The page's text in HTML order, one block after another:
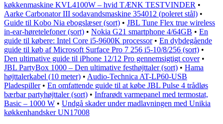
køkkenmaskine KVL4100W – hvid TÆNK TESTVINDER •
Aarke Carbonator III sodavandsmaskine 354012 (poleret stål) •
Guide til Kobo Nia ebogslæser (sort) • JBL Tune Flex true wireless
in-ear-høretelefoner (sort) • Nokia G21 smartphone 4/64GB • En
guide til købere: Intel Core i5-9600K processor• En dybdegående
guide til køb af Microsoft Surface Pro 7 256 i5-10/8/256 (sort) •
Den ultimative guide til iPhone 12/12 Pro gennemsigtigt cover•
JBL PartyBox 1000 – Den ultimative festhøjttaler (sort) • Hama
højttalerkabel (10 meter) • Audio-Technica AT-LP60-USB
Pladespiller• En omfattende guide til at købe JBL Pulse 4 trådløs
bærbar partyhøjttaler (sort) • Infrarødt varmepanel med termostat,
Basic – 1000 W • Undgå skader under madlavningen med Unikia
køkkenhandsker UN17008